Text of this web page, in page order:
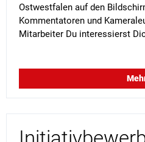
Ostwestfalen auf den
Kommentatoren und
Mitarbeiter Du interessierst